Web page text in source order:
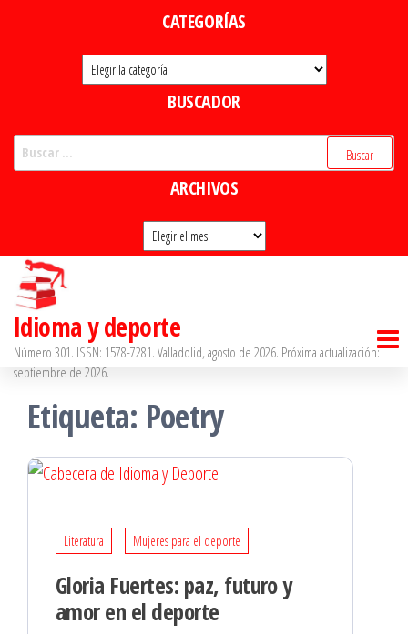
CATEGORÍAS
Categorías
BUSCADOR
ARCHIVOS
Archivos
Idioma y deporte
Número 301. ISSN: 1578-7281. Valladolid, agosto de 2026. Próxima actualización:
septiembre de 2026.
Etiqueta: Poetry
Literatura Mujeres para el deporte
Gloria Fuertes: paz, futuro y
amor en el deporte